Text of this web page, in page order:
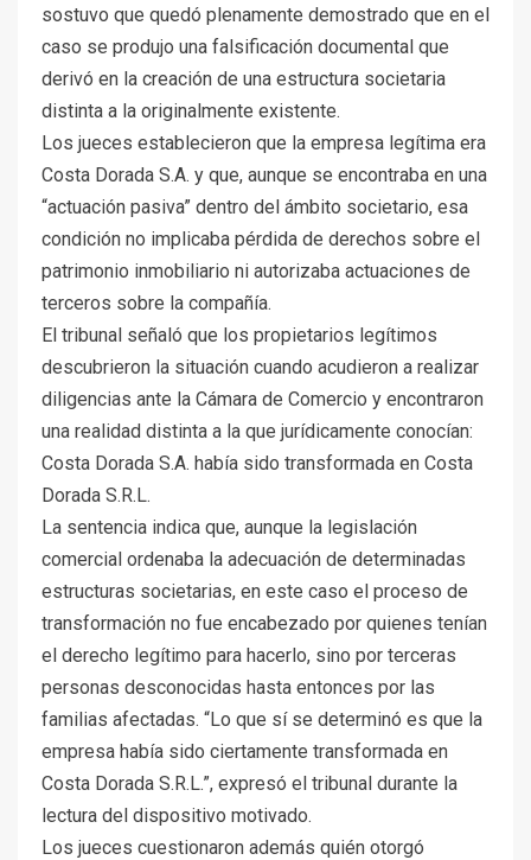
sostuvo que quedó plenamente demostrado que en el
caso se produjo una falsificación documental que
derivó en la creación de una estructura societaria
distinta a la originalmente existente.
Los jueces establecieron que la empresa legítima era
Costa Dorada S.A. y que, aunque se encontraba en una
“actuación pasiva” dentro del ámbito societario, esa
condición no implicaba pérdida de derechos sobre el
patrimonio inmobiliario ni autorizaba actuaciones de
terceros sobre la compañía.
El tribunal señaló que los propietarios legítimos
descubrieron la situación cuando acudieron a realizar
diligencias ante la Cámara de Comercio y encontraron
una realidad distinta a la que jurídicamente conocían:
Costa Dorada S.A. había sido transformada en Costa
Dorada S.R.L.
La sentencia indica que, aunque la legislación
comercial ordenaba la adecuación de determinadas
estructuras societarias, en este caso el proceso de
transformación no fue encabezado por quienes tenían
el derecho legítimo para hacerlo, sino por terceras
personas desconocidas hasta entonces por las
familias afectadas. “Lo que sí se determinó es que la
empresa había sido ciertamente transformada en
Costa Dorada S.R.L.”, expresó el tribunal durante la
lectura del dispositivo motivado.
Los jueces cuestionaron además quién otorgó